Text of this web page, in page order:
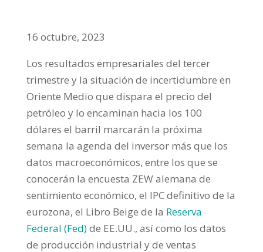
16 octubre, 2023
Los resultados empresariales del tercer
trimestre y la situación de incertidumbre en
Oriente Medio que dispara el precio del
petróleo y lo encaminan hacia los 100
dólares el barril marcarán la próxima
semana la agenda del inversor más que los
datos macroeconómicos, entre los que se
conocerán la encuesta ZEW alemana de
sentimiento económico, el IPC definitivo de la
eurozona, el Libro Beige de la Reserva
Federal (Fed)de EE.UU., así como los datos
de producción industrial y de ventas